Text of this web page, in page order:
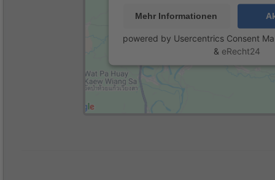
Mehr Informationen
powered by Usercentrics Consent
& eRecht24